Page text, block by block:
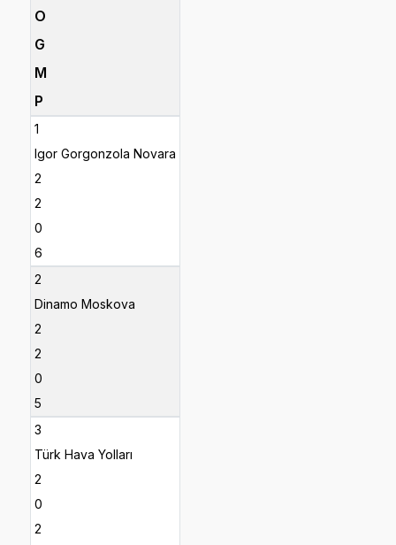
O
G
M
P
1
Igor Gorgonzola Novara
2
2
0
6
2
Dinamo Moskova
2
2
0
5
3
Türk Hava Yolları
2
0
2